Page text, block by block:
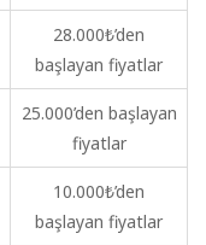
28.000₺’den
başlayan fiyatlar
25.000’den başlayan
fiyatlar
10.000₺’den
başlayan fiyatlar